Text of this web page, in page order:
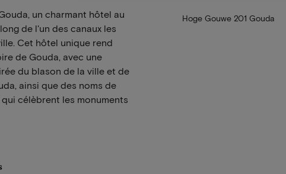
un charmant hôtel au
de l'un des canaux les
Cet hôtel unique rend
de Gouda, avec une
du blason de la ville et de
ainsi que des noms de
célèbrent les monuments
Hoge Gouwe 201 Gouda